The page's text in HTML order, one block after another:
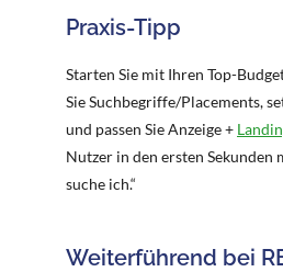
Praxis-Tipp
Starten Sie mit Ihren Top-
Sie Suchbegriffe/Placements,
und passen Sie Anzeige +
Nutzer in den ersten Sekunden
suche ich.“
Weiterführend bei